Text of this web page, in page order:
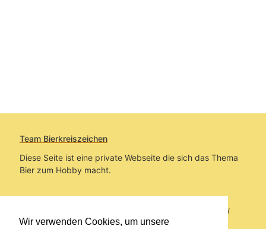
Wir verwenden Cookies, um unsere
Team Bierkreiszeichen
Diese Seite ist eine private Webseite die sich das Thema
Bier zum Hobby macht.
Sie befinden sich auf https://www.bierkreiszeichen.at/